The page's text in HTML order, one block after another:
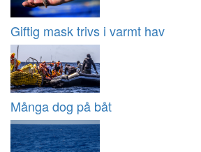
Giftig mask trivs i varmt hav
Många dog på båt